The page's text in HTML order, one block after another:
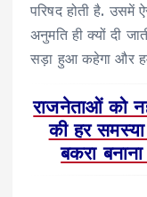
परिषद होती है. उसमें
अनुमति ही क्यों दी
सड़ा हुआ कहेगा और हम
राजनेताओं को
की हर
बकरा